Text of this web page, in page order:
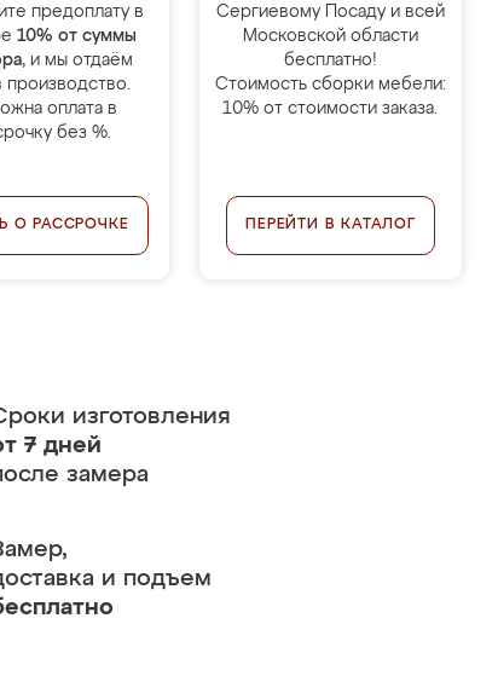
предоплату в
10% от суммы
, и мы отдаём
производство.
оплата в
без %.
О РАССРОЧКЕ
Сергиевому Посаду и всей
Московской области
бесплатно!
Стоимость сборки мебели:
10% от стоимости заказа.
ПЕРЕЙТИ В КАТАЛОГ
изготовления
7 дней
замера
и подъем